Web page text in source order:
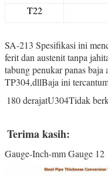
T22
SA-213 Spesifikasi ini
ferit dan austenit tanpa
tabung penukar panas
TP304,dllBaja ini
180 derajatU304Tidak
Terima kasih:
Gauge-Inch-mm Gauge 12